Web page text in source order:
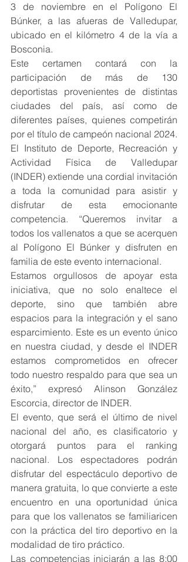
3 de noviembre en el Polígono El
Búnker, a las afueras de Valledupar,
ubicado en el kilómetro 4 de la vía a
Bosconia.
Este certamen contará con la
participación de más de 130
deportistas provenientes de distintas
ciudades del país, así como de
diferentes países, quienes competirán
por el título de campeón nacional 2024.
El Instituto de Deporte, Recreación y
Actividad Física de Valledupar
(INDER) extiende una cordial invitación
a toda la comunidad para asistir y
disfrutar de esta emocionante
competencia. “Queremos invitar a
todos los vallenatos a que se acerquen
al Polígono El Búnker y disfruten en
familia de este evento internacional.
Estamos orgullosos de apoyar esta
iniciativa, que no solo enaltece el
deporte, sino que también abre
espacios para la integración y el sano
esparcimiento. Este es un evento único
en nuestra ciudad, y desde el INDER
estamos comprometidos en ofrecer
todo nuestro respaldo para que sea un
éxito,” expresó Alinson González
Escorcia, director de INDER.
El evento, que será el último de nivel
nacional del año, es clasificatorio y
otorgará puntos para el ranking
nacional. Los espectadores podrán
disfrutar del espectáculo deportivo de
manera gratuita, lo que convierte a este
encuentro en una oportunidad única
para que los vallenatos se familiaricen
con la práctica del tiro deportivo en la
modalidad de tiro práctico.
Las competencias iniciarán a las 8:00